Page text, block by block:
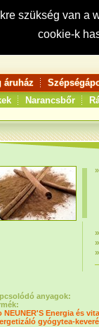
szükség van
cookie-k
Keresés:
áruház
Narancsbőr
anyagok:
NEUNER'S Energia és
gyógytea-